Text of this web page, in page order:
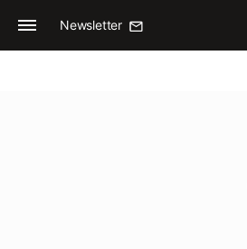
Newsletter